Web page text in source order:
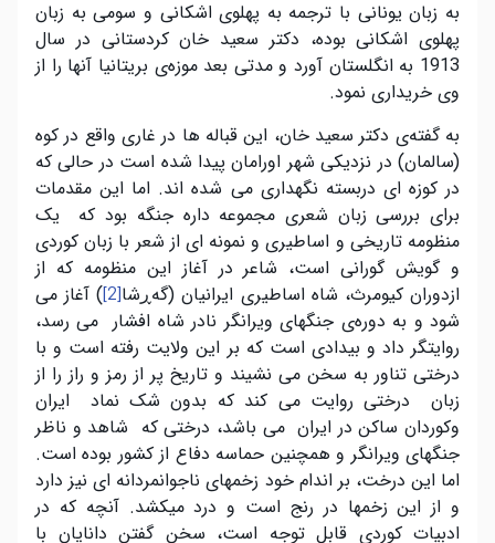
به زبان یونانی با ترجمه به پهلوی اشکانی و سومی به زبان
پهلوی اشکانی بوده، دکتر سعید خان کردستانی در سال
1913 به انگلستان آورد و مدتی بعد موزه‌ی بریتانیا آنها را از
وی خریداری نمود.
به گفته‌ی دکتر سعید خان، این قباله ها در غاری واقع در کوه
(سالمان) در نزدیکی شهر اورامان پیدا شده است در حالی که
در کوزه ای دربسته نگهداری می شده اند. اما این مقدمات
برای بررسی زبان شعری مجموعه داره جنگه بود که یک
منظومه تاریخی و اساطیری و نمونه ای از شعر با زبان کوردی
و گویش گورانی است، شاعر در آغاز این منظومه که از
ازدوران کیومرث، شاه اساطیری ایرانیان (گەڕشا[2] ) آغاز می
شود و به دورەی جنگهای ویرانگر نادر شاه افشار می رسد،
روایتگر داد و بیدادی است که بر این ولایت رفته است و با
درختی تناور به سخن می نشیند و تاریخ پر از رمز و راز را از
زبان درختی روایت می کند که بدون شک نماد ایران
وکوردان ساکن در ایران می باشد، درختی که شاهد و ناظر
جنگهای ویرانگر و همچنین حماسه دفاع از کشور بوده است.
اما این درخت، بر اندام خود زخمهای ناجوانمردانه ای نیز دارد
و از این زخمها در رنج است و درد میکشد. آنچه که در
ادبیات کوردی قابل توجه است، سخن گفتن دانایان با